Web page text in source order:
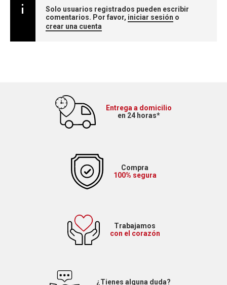
Solo usuarios registrados pueden escribir
comentarios. Por favor, iniciar sesión o
crear una cuenta
Entrega a domicilio
en 24 horas*
Compra
100% segura
Trabajamos
con el corazón
¿Tienes alguna duda?